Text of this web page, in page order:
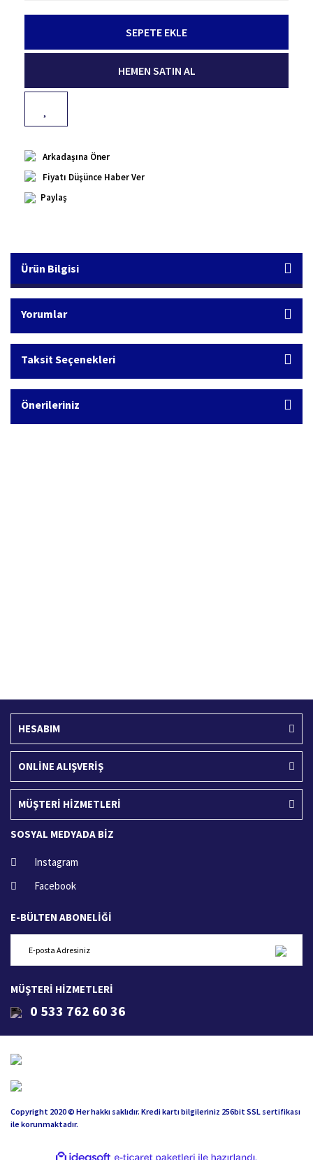
SEPETE EKLE
HEMEN SATIN AL
Arkadaşına Öner
Fiyatı Düşünce Haber Ver
Paylaş
Ürün Bilgisi
Yorumlar
Taksit Seçenekleri
Önerileriniz
HESABIM
ONLİNE ALIŞVERİŞ
MÜŞTERİ HİZMETLERİ
SOSYAL MEDYADA BİZ
Instagram
Facebook
E-BÜLTEN ABONELİĞİ
MÜŞTERİ HİZMETLERİ
0 533 762 60 36
Copyright 2020 © Her hakkı saklıdır. Kredi kartı bilgileriniz 256bit SSL sertifikası
ile korunmaktadır.
ideasoft e-